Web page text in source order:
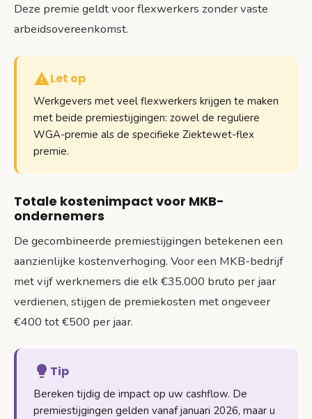
Deze premie geldt voor flexwerkers zonder vaste
arbeidsovereenkomst.
Let op
Werkgevers met veel flexwerkers krijgen te maken
met beide premiestijgingen: zowel de reguliere
WGA-premie als de specifieke Ziektewet-flex
premie.
Totale kostenimpact voor MKB-
ondernemers
De gecombineerde premiestijgingen betekenen een
aanzienlijke kostenverhoging. Voor een MKB-bedrijf
met vijf werknemers die elk €35.000 bruto per jaar
verdienen, stijgen de premiekosten met ongeveer
€400 tot €500 per jaar.
Tip
Bereken tijdig de impact op uw cashflow. De
premiestijgingen gelden vanaf januari 2026, maar u